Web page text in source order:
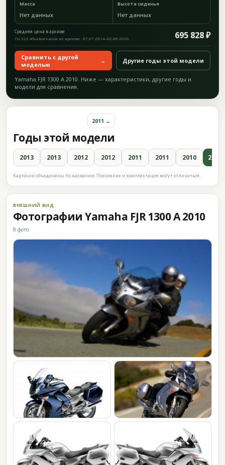
Масса
Нет данных
Высота сиденья
Нет данных
Средняя цена в архиве 695 828 ₽
По 322 объявлениям из архива · 07.07.2014–02.08.2026
Сравнить с другой
моделью
→ Другие годы этой модели
Yamaha FJR 1300 A 2010. Ниже — характеристики, другие годы и
модели для сравнения.
Годы этой модели
2011 →
2013 2013 2012 2012 2011 2011 2010 2010
Карточки объединены по названию. Поколение и комплектация могут отличаться.
ВНЕШНИЙ ВИД
Фотографии Yamaha FJR 1300 A 2010
8 фото